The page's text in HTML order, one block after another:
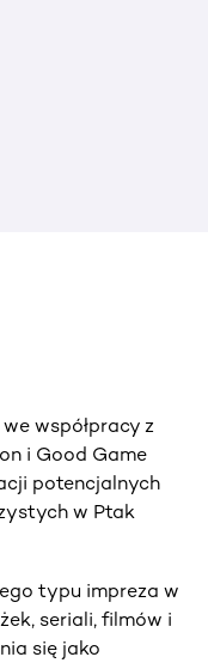
współpracy z
i Good Game
potencjalnych
w Ptak
typu impreza w
seriali, filmów i
się jako